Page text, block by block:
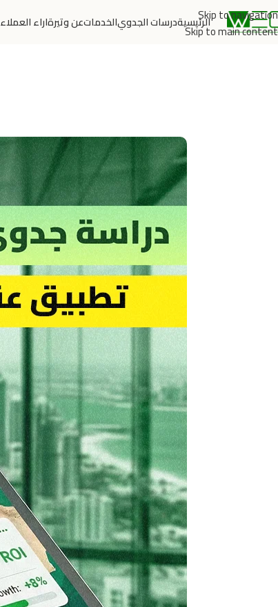
Skip to navigation
Skip to main content
الرئيسيةدرسات الجدويالخدماتعن وتيرةاراء العملاء